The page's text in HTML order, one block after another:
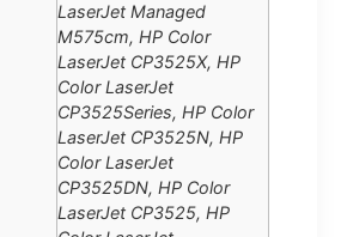
LaserJet Managed
M575cm, HP Color
LaserJet CP3525X, HP
Color LaserJet
CP3525Series, HP Color
LaserJet CP3525N, HP
Color LaserJet
CP3525DN, HP Color
LaserJet CP3525, HP